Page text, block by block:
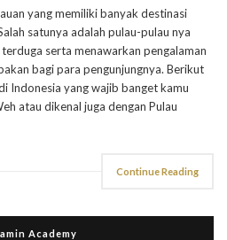
yang memiliki banyak destinasi
satunya adalah pulau-pulau nya
serta menawarkan pengalaman
bagi para pengunjungnya. Berikut
Indonesia yang wajib banget kamu
atau dikenal juga dengan Pulau
Continue Reading
Academy